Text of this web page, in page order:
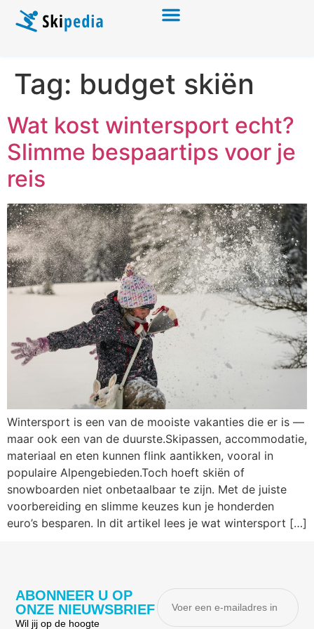
Tag: budget skiën
Wat kost wintersport echt?
Slimme bespaartips voor je
reis
Wintersport is een van de mooiste vakanties die er is —
maar ook een van de duurste.Skipassen, accommodatie,
materiaal en eten kunnen flink aantikken, vooral in
populaire Alpengebieden.Toch hoeft skiën of
snowboarden niet onbetaalbaar te zijn. Met de juiste
voorbereiding en slimme keuzes kun je honderden
euro’s besparen. In dit artikel lees je wat wintersport […]
ABONNEER U OP
ONZE NIEUWSBRIEF
Wil jij op de hoogte